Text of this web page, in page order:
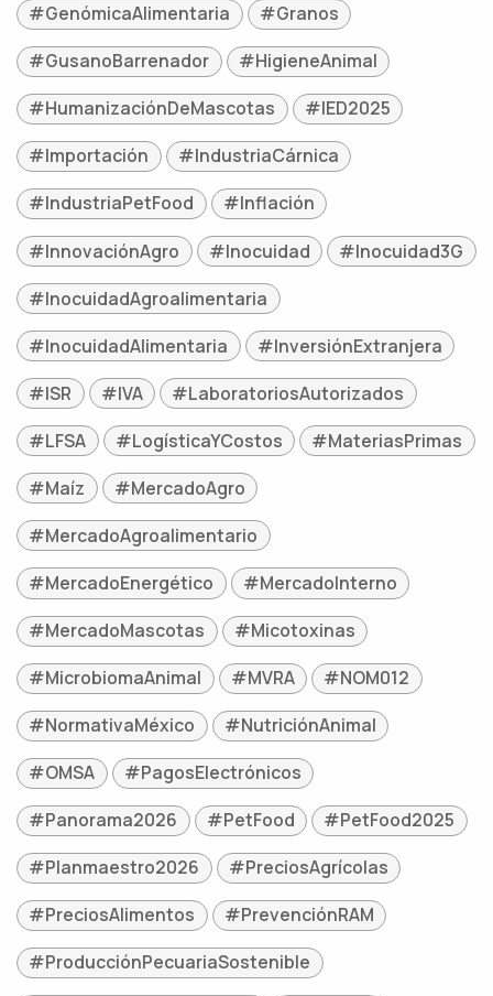
#GenómicaAlimentaria
#Granos
#GusanoBarrenador
#HigieneAnimal
#HumanizaciónDeMascotas
#IED2025
#Importación
#IndustriaCárnica
#IndustriaPetFood
#Inflación
#InnovaciónAgro
#Inocuidad
#Inocuidad3G
#InocuidadAgroalimentaria
#InocuidadAlimentaria
#InversiónExtranjera
#ISR
#IVA
#LaboratoriosAutorizados
#LFSA
#LogísticaYCostos
#MateriasPrimas
#Maíz
#MercadoAgro
#MercadoAgroalimentario
#MercadoEnergético
#MercadoInterno
#MercadoMascotas
#Micotoxinas
#MicrobiomaAnimal
#MVRA
#NOM012
#NormativaMéxico
#NutriciónAnimal
#OMSA
#PagosElectrónicos
#Panorama2026
#PetFood
#PetFood2025
#Planmaestro2026
#PreciosAgrícolas
#PreciosAlimentos
#PrevenciónRAM
#ProducciónPecuariaSostenible